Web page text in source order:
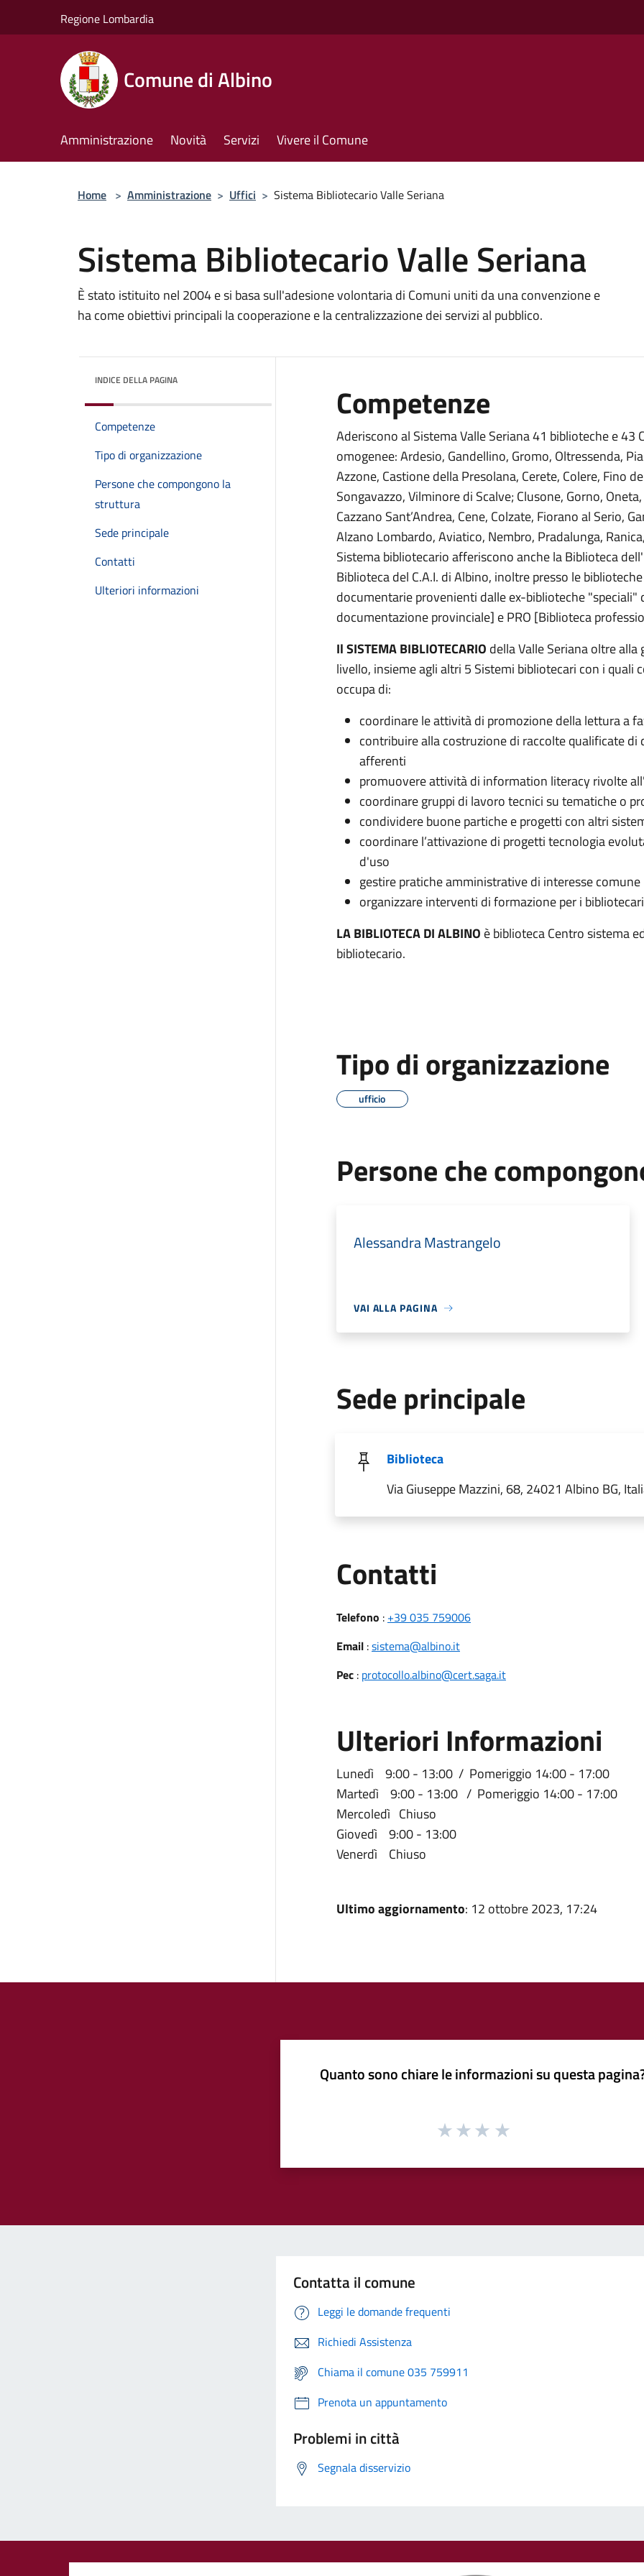
Regione Lombardia
Comune di Albino
Amministrazione Novità Servizi Vivere il Comune
Home > Amministrazione > Uffici > Sistema Bibliotecario Valle Seriana
Sistema Bibliotecario Valle Seriana
È stato istituito nel 2004 e si basa sull'adesione volontaria di Comuni uniti da una convenzione e
ha come obiettivi principali la cooperazione e la centralizzazione dei servizi al pubblico.
INDICE DELLA PAGINA
Competenze
Tipo di organizzazione
Persone che compongono la
struttura
Sede principale
Contatti
Ulteriori informazioni
Competenze
Aderiscono al Sistema Valle Seriana 41 biblioteche e 43
omogenee: Ardesio, Gandellino, Gromo, Oltressenda,
Azzone, Castione della Presolana, Cerete, Colere, Fino
Songavazzo, Vilminore di Scalve; Clusone, Gorno,
Cazzano Sant’Andrea, Cene, Colzate, Fiorano al Serio,
Alzano Lombardo, Aviatico, Nembro, Pradalunga,
Sistema bibliotecario afferiscono anche la Biblioteca
Biblioteca del C.A.I. di Albino, inoltre presso le
documentarie provenienti dalle ex-biblioteche
documentazione provinciale] e PRO [Biblioteca
Il SISTEMA BIBLIOTECARIO della Valle Seriana oltre
livello, insieme agli altri 5 Sistemi bibliotecari con i quali
occupa di:
coordinare le attività di promozione della lettura a
contribuire alla costruzione di raccolte qualificate
afferenti
promuovere attività di information literacy rivolte
coordinare gruppi di lavoro tecnici su tematiche o
condividere buone partiche e progetti con altri
coordinare l’attivazione di progetti tecnologia
d'uso
gestire pratiche amministrative di interesse
organizzare interventi di formazione per i bibliotecari
LA BIBLIOTECA DI ALBINO è biblioteca Centro sistema
bibliotecario.
Tipo di organizzazione
ufficio
Persone che
Alessandra Mastrangelo
VAI ALLA PAGINA
Sede principale
Biblioteca
Via Giuseppe Mazzini, 68, 24021 Albino BG,
Contatti
Telefono : +39 035 759006
Email:sistema@albino.it
Pec: protocollo.albino@cert.saga.it
Ulteriori Informazioni
Lunedì 9:00 - 13:00 / Pomeriggio 14:00 - 17:00
Martedì 9:00 - 13:00 / Pomeriggio 14:00 - 17:00
Mercoledì Chiuso
Giovedì 9:00 - 13:00
Venerdì Chiuso
Ultimo aggiornamento: 12 ottobre 2023, 17:24
Quanto sono chiare le informazioni su questa
Contatta il comune
Leggi le domande frequenti
Richiedi Assistenza
Chiama il comune 035 759911
Prenota un appuntamento
Problemi in città
Segnala disservizio